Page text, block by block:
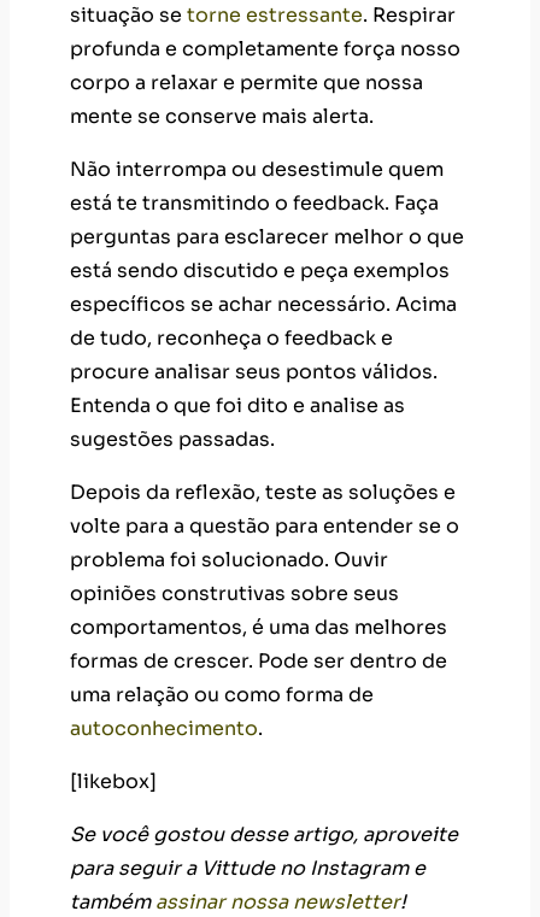
situação se torne estressante. Respirar
profunda e completamente força nosso
corpo a relaxar e permite que nossa
mente se conserve mais alerta.
Não interrompa ou desestimule quem
está te transmitindo o feedback. Faça
perguntas para esclarecer melhor o que
está sendo discutido e peça exemplos
específicos se achar necessário. Acima
de tudo, reconheça o feedback e
procure analisar seus pontos válidos.
Entenda o que foi dito e analise as
sugestões passadas.
Depois da reflexão, teste as soluções e
volte para a questão para entender se o
problema foi solucionado. Ouvir
opiniões construtivas sobre seus
comportamentos, é uma das melhores
formas de crescer. Pode ser dentro de
uma relação ou como forma de
autoconhecimento.
[likebox]
Se você gostou desse artigo, aproveite
para seguir a Vittude no Instagram e
tambémassinar nossa newsletter!